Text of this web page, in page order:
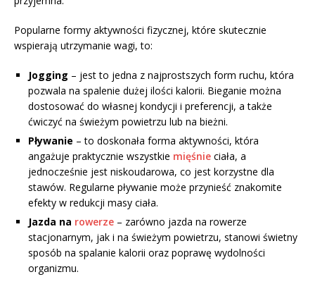
Popularne formy aktywności fizycznej, które skutecznie
wspierają utrzymanie wagi, to:
Jogging – jest to jedna z najprostszych form ruchu, która
pozwala na spalenie dużej ilości kalorii. Bieganie można
dostosować do własnej kondycji i preferencji, a także
ćwiczyć na świeżym powietrzu lub na bieżni.
Pływanie – to doskonała forma aktywności, która
angażuje praktycznie wszystkie mięśnie ciała, a
jednocześnie jest niskoudarowa, co jest korzystne dla
stawów. Regularne pływanie może przynieść znakomite
efekty w redukcji masy ciała.
Jazda na rowerze – zarówno jazda na rowerze
stacjonarnym, jak i na świeżym powietrzu, stanowi świetny
sposób na spalanie kalorii oraz poprawę wydolności
organizmu.